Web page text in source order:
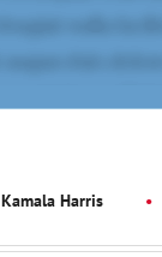
Kamala Harris